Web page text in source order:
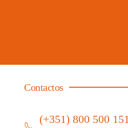
Contactos
(+351) 800 500 151